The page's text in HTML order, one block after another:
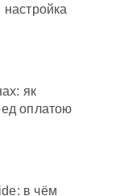
як
оплатою
в чём